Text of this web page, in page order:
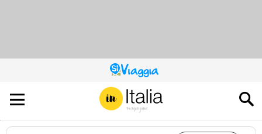
QUESTO
SITO
CONTRIBUISCE
ALL’AUDIENCE
DI